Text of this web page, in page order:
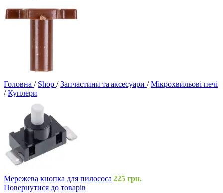
Головна / Shop / Запчастини та аксесуари / Мікрохвильові печі
/ Куплери
Мережева кнопка для пилососа 225 грн.
Повернутися до товарів